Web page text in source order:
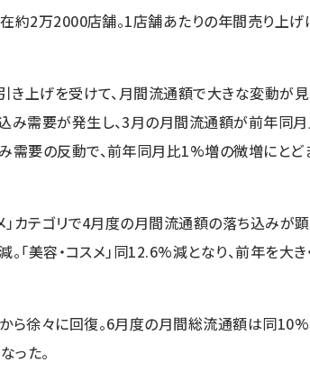
約2万2000店舗。1店舗あたりの年間売り上げ
上げを受けて、月間流通額で大きな変動が
み需要が発生し、3月の月間流通額が前年同
需要の反動で、前年同月比1%増の微増にとど
」カテゴリで4月度の月間流通額の落ち込みが顕
「美容・コスメ」同12.6%減となり、前年を大き
ら徐々に回復。6月度の月間総流通額は同10%
た。